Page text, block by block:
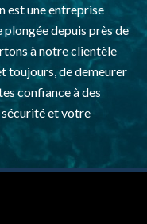
est une entreprise
depuis près de
à notre clientèle
toujours, de demeurer
confiance à des
et votre